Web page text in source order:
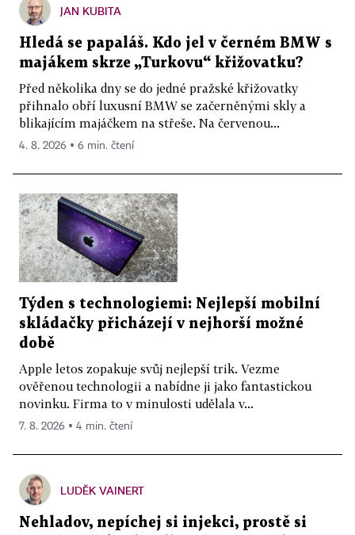
JAN KUBITA
Hledá se papaláš. Kdo jel v černém BMW s
majákem skrze „Turkovu“ křižovatku?
Před několika dny se do jedné pražské křižovatky
přihnalo obří luxusní BMW se začerněnými skly a
blikajícím majáčkem na střeše. Na červenou...
4. 8. 2026 ▪ 6 min. čtení
Týden s technologiemi: Nejlepší mobilní
skládačky přicházejí v nejhorší možné
době
Apple letos zopakuje svůj nejlepší trik. Vezme
ověřenou technologii a nabídne ji jako fantastickou
novinku. Firma to v minulosti udělala v...
7. 8. 2026 ▪ 4 min. čtení
LUDĚK VAINERT
Nehladov, nepíchej si injekci, prostě si